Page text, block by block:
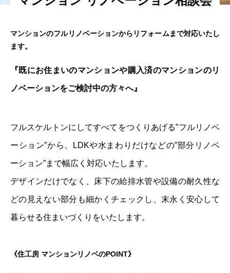
マンションのフルリノベーションからリフォームまで対応いたし
ます。
『既にお住まいのマンションや購入済のマンションのリ
ノベーションをご検討中の方々へ』
フルスケルトンにしてすべてをつくりあげる”フルリノベ
ーション”から、LDKや水まわりだけなどの”部分リノベ
ーション”まで幅広く対応いたします。
デザインだけでなく、床下の給排水管や設備の耐久性な
どの見えない部分も細かくチェックし、末永く安心して
暮らせる住まいづくりをいたします。
《住工房 マンションリノベのPOINT》